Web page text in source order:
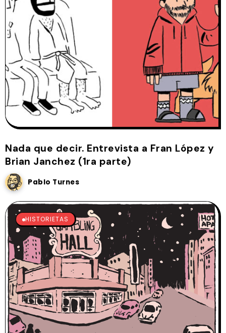
Nada que decir. Entrevista a Fran López y
Brian Janchez (1ra parte)
Pablo Turnes
HISTORIETAS